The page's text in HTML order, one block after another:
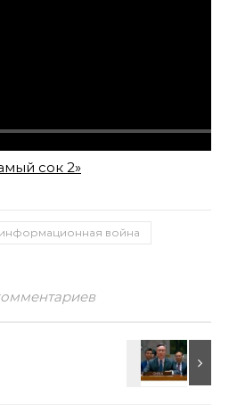
сок 2»
информационная война